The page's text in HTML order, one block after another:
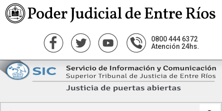
0800 444 6372
Atención 24hs.